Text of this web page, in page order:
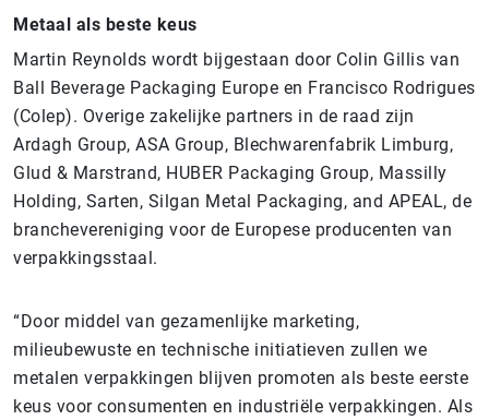
Metaal als beste keus
Martin Reynolds wordt bijgestaan door Colin Gillis van
Ball Beverage Packaging Europe en Francisco Rodrigues
(Colep). Overige zakelijke partners in de raad zijn
Ardagh Group, ASA Group, Blechwarenfabrik Limburg,
Glud & Marstrand, HUBER Packaging Group, Massilly
Holding, Sarten, Silgan Metal Packaging, and APEAL, de
branchevereniging voor de Europese producenten van
verpakkingsstaal.
“Door middel van gezamenlijke marketing,
milieubewuste en technische initiatieven zullen we
metalen verpakkingen blijven promoten als beste eerste
keus voor consumenten en industriële verpakkingen. Als